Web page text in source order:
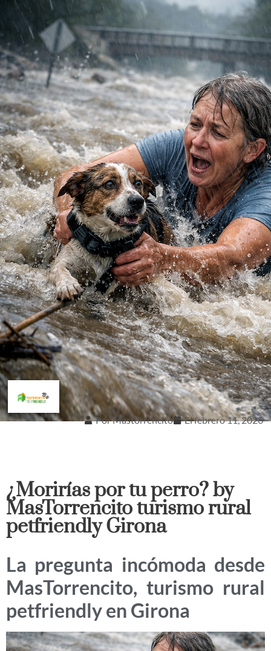
PorMastorrencito Elfebrero 11, 2026
¿Morirías por tu perro? by
MasTorrencito turismo rural
petfriendly Girona
La pregunta incómoda desde
MasTorrencito, turismo rural
petfriendly en Girona